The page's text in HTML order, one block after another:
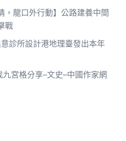
，龍口外行動】公路建養中間
戰
診所設計港地理臺發出本年
九宮格分享–文史–中國作家網